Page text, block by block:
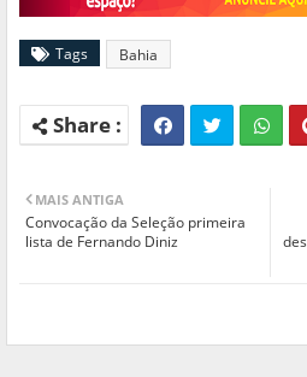
Tags Bahia
MAIS ANTIGA
Convocação da Seleção primeira
lista de Fernando Diniz